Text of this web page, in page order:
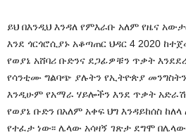
ይህ በእንዲህ እንዳለ የምእራቡ አለም የዜና
እንደ ጎርጎሮሲያኑ አቆጣጠር ህዳር 4 2020
የወያኔ አሸባሪ ቡድንና ደጋፊዎቹን ጥቃት
የሳንቲሙ ግልባጭ ያሉትን የኢትዮጵያ
እንዲሁም የአማራ ሃይሎችን እንደ ጥቃት
የወያኔ ቡድን በአለም አቀፍ ህግ እንዳይከሰስ
የተፈታ ነው፡፡ ሌላው አሳዛኝ ገጽታ ደግሞ